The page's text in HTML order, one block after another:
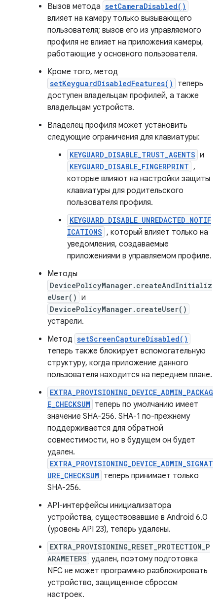
Вызов метода setCameraDisabled()
влияет на камеру только вызывающего
пользователя; вызов его из управляемого
профиля не влияет на приложения камеры,
работающие у основного пользователя.
Кроме того, метод
setKeyguardDisabledFeatures()
теперь
доступен владельцам профилей, а также
владельцам устройств.
Владелец профиля может установить
следующие ограничения для клавиатуры:
KEYGUARD_DISABLE_TRUST_AGENTS и
KEYGUARD_DISABLE_FINGERPRINT ,
которые влияют на настройки защиты
клавиатуры для родительского
пользователя профиля.
KEYGUARD_DISABLE_UNREDACTED_NOTIF
ICATIONS , который влияет только на
уведомления, создаваемые
приложениями в управляемом профиле.
Методы
DevicePolicyManager.createAndInitializ
eUser() и
DevicePolicyManager.createUser()
устарели.
Метод setScreenCaptureDisabled()
теперь также блокирует вспомогательную
структуру, когда приложение данного
пользователя находится на переднем плане.
EXTRA_PROVISIONING_DEVICE_ADMIN_PACKAG
E_CHECKSUM теперь по умолчанию имеет
значение SHA-256. SHA-1 по-прежнему
поддерживается для обратной
совместимости, но в будущем он будет
удален.
EXTRA_PROVISIONING_DEVICE_ADMIN_SIGNAT
URE_CHECKSUM теперь принимает только
SHA-256.
API-интерфейсы инициализатора
устройства, существовавшие в Android 6.0
(уровень API 23), теперь удалены.
EXTRA_PROVISIONING_RESET_PROTECTION_P
ARAMETERS удален, поэтому подготовка
NFC не может программно разблокировать
устройство, защищенное сбросом
настроек.